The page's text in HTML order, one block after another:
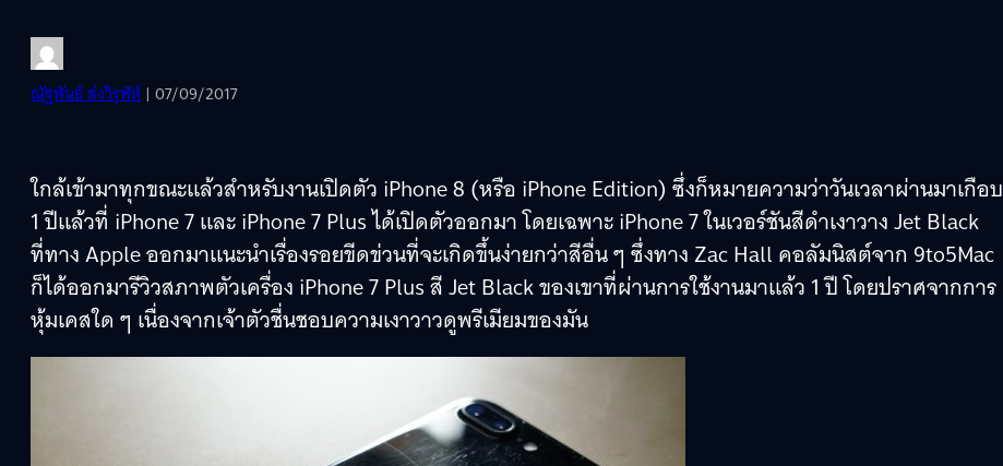
ณัฐพันธ์ ส่งวิรุฬห์ | 07/09/2017
ใกล้เข้ามาทุกขณะแล้วสำหรับงานเปิดตัว iPhone 8 (หรือ iPhone Edition) ซึ่งก็หมายความว่าวันเวลาผ่านมาเกือบ
1 ปีแล้วที่ iPhone 7 และ iPhone 7 Plus ได้เปิดตัวออกมา โดยเฉพาะ iPhone 7 ในเวอร์ชันสีดำเงาวาง Jet Black
ที่ทาง Apple ออกมาแนะนำเรื่องรอยขีดข่วนที่จะเกิดขึ้นง่ายกว่าสีอื่น ๆ ซึ่งทาง Zac Hall คอลัมนิสต์จาก 9to5Mac
ก็ได้ออกมารีวิวสภาพตัวเครื่อง iPhone 7 Plus สี Jet Black ของเขาที่ผ่านการใช้งานมาแล้ว 1 ปี โดยปราศจากการ
หุ้มเคสใด ๆ เนื่องจากเจ้าตัวชื่นชอบความเงาวาวดูพรีเมียมของมัน